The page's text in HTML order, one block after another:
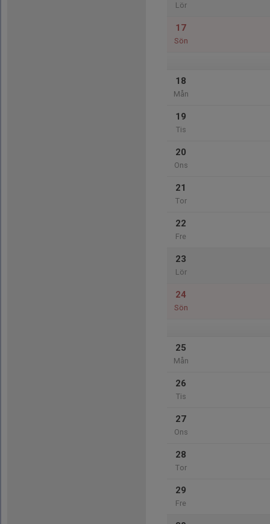
Lör
17
Sön
18
Mån
19
Tis
20
Ons
21
Tor
22
Fre
23
Lör
24
Sön
25
Mån
26
Tis
27
Ons
28
Tor
29
Fre